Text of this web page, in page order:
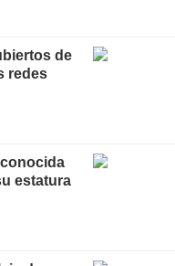
de
redes
estatura